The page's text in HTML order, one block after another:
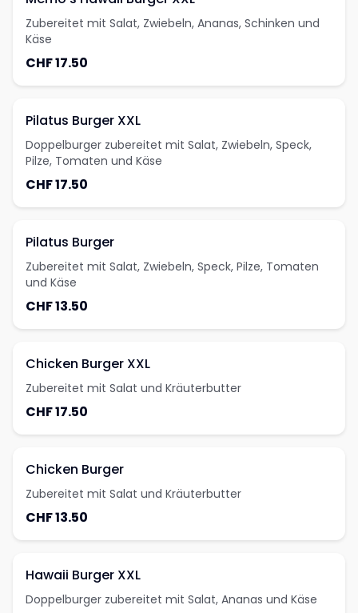
Zubereitet mit Salat, Zwiebeln, Ananas, Schinken und
Käse
CHF 17.50
Pilatus Burger XXL
Doppelburger zubereitet mit Salat, Zwiebeln, Speck,
Pilze, Tomaten und Käse
CHF 17.50
Pilatus Burger
Zubereitet mit Salat, Zwiebeln, Speck, Pilze, Tomaten
und Käse
CHF 13.50
Chicken Burger XXL
Zubereitet mit Salat und Kräuterbutter
CHF 17.50
Chicken Burger
Zubereitet mit Salat und Kräuterbutter
CHF 13.50
Hawaii Burger XXL
Doppelburger zubereitet mit Salat, Ananas und Käse